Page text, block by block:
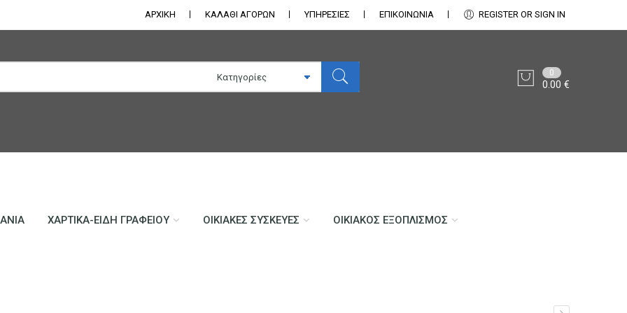
ΑΡΧΙΚΗ ΚΑΛΑΘΙ ΑΓΟΡΩΝ ΥΠΗΡΕΣΙΕΣ ΕΠΙΚΟΙΝΩΝΊΑ REGISTER OR SIGN IN
0
0.00€
ΧΑΡΤΙΚΆ-ΕΊΔΗ ΓΡΑΦΕΊΟΥ ΟΙΚΙΑΚΈΣ ΣΥΣΚΕΥΈΣ ΟΙΚΙΑΚΌΣ ΕΞΟΠΛΙΣΜΌΣ